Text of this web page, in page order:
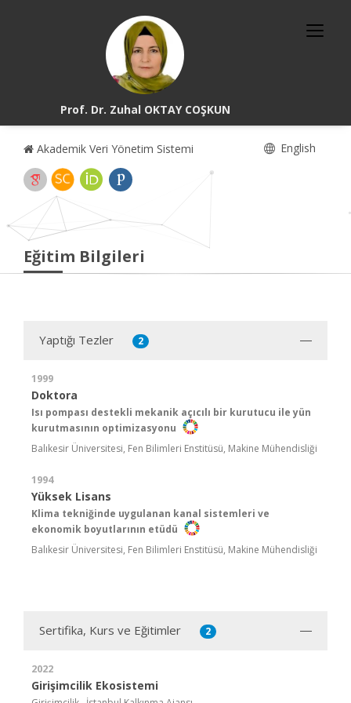
Prof. Dr. Zuhal OKTAY COŞKUN
Akademik Veri Yönetim Sistemi English
Eğitim Bilgileri
Yaptığı Tezler 2
1999
Doktora
Isı pompası destekli mekanik açıcılı bir kurutucu ile yün
kurutmasının optimizasyonu
Balıkesir Üniversitesi, Fen Bilimleri Enstitüsü, Makine Mühendisliği
1994
Yüksek Lisans
Klima tekniğinde uygulanan kanal sistemleri ve
ekonomik boyutlarının etüdü
Balıkesir Üniversitesi, Fen Bilimleri Enstitüsü, Makine Mühendisliği
Sertifika, Kurs ve Eğitimler 2
2022
Girişimcilik Ekosistemi